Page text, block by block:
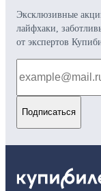
Эксклюзивные
лайфхаки,
от экспертов
Подписаться